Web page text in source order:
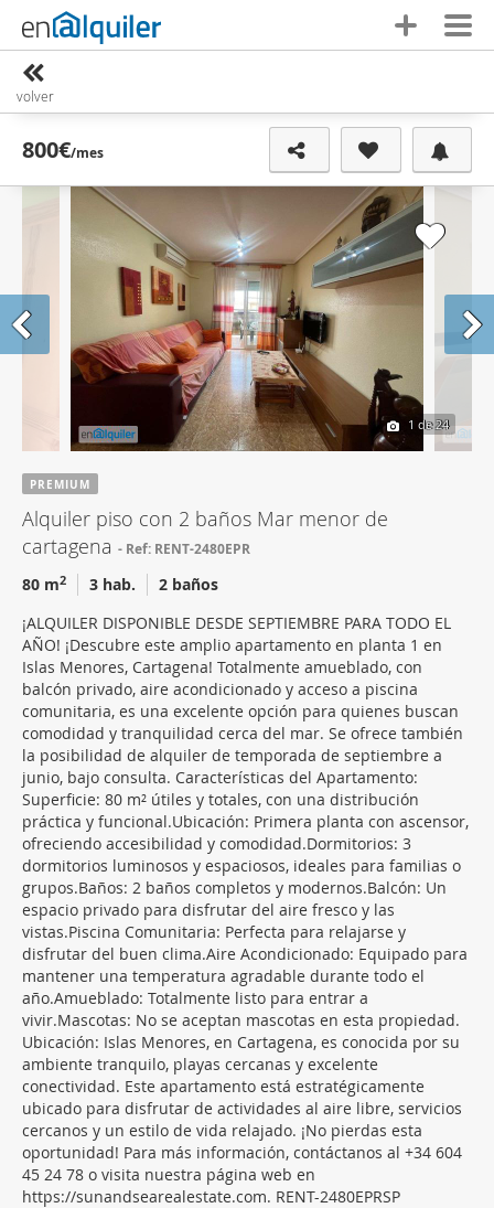
volver
800€/mes
1 de 24
PREMIUM
Alquiler piso con 2 baños Mar menor de
cartagena
Ref: RENT-2480EPR
80 m2 3 hab.
2 baños
¡ALQUILER DISPONIBLE DESDE SEPTIEMBRE PARA TODO EL
AÑO! ¡Descubre este amplio apartamento en planta 1 en
Islas Menores, Cartagena! Totalmente amueblado, con
balcón privado, aire acondicionado y acceso a piscina
comunitaria, es una excelente opción para quienes buscan
comodidad y tranquilidad cerca del mar. Se ofrece también
la posibilidad de alquiler de temporada de septiembre a
junio, bajo consulta. Características del Apartamento:
Superficie: 80 m² útiles y totales, con una distribución
práctica y funcional.Ubicación: Primera planta con ascensor,
ofreciendo accesibilidad y comodidad.Dormitorios: 3
dormitorios luminosos y espaciosos, ideales para familias o
grupos.Baños: 2 baños completos y modernos.Balcón: Un
espacio privado para disfrutar del aire fresco y las
vistas.Piscina Comunitaria: Perfecta para relajarse y
disfrutar del buen clima.Aire Acondicionado: Equipado para
mantener una temperatura agradable durante todo el
año.Amueblado: Totalmente listo para entrar a
vivir.Mascotas: No se aceptan mascotas en esta propiedad.
Ubicación: Islas Menores, en Cartagena, es conocida por su
ambiente tranquilo, playas cercanas y excelente
conectividad. Este apartamento está estratégicamente
ubicado para disfrutar de actividades al aire libre, servicios
cercanos y un estilo de vida relajado. ¡No pierdas esta
oportunidad! Para más información, contáctanos al +34 604
45 24 78 o visita nuestra página web en
https://sunandsearealestate.com. RENT-2480EPRSP